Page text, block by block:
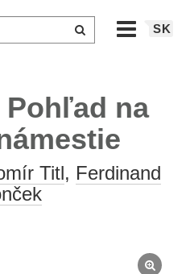
SK
Pohľad na
Titl, Ferdinand